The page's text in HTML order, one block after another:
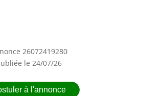
26072419280
le 24/07/26
à l'annonce